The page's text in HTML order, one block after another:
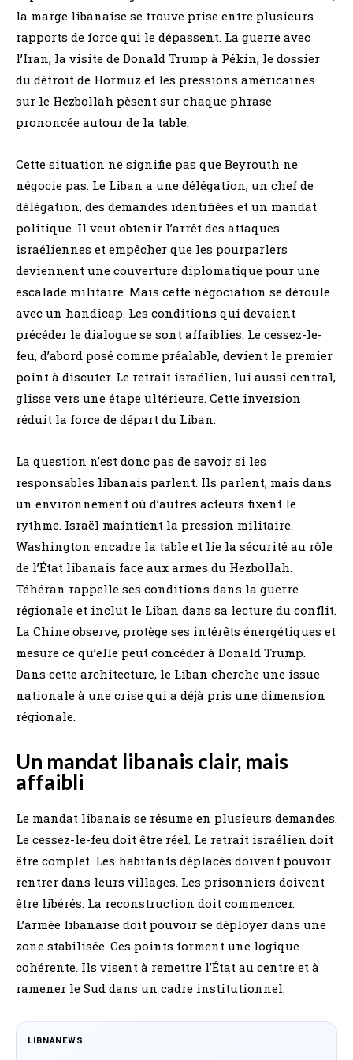
la marge libanaise se trouve prise entre plusieurs
rapports de force qui le dépassent. La guerre avec
l’Iran, la visite de Donald Trump à Pékin, le dossier
du détroit de Hormuz et les pressions américaines
sur le Hezbollah pèsent sur chaque phrase
prononcée autour de la table.
Cette situation ne signifie pas que Beyrouth ne
négocie pas. Le Liban a une délégation, un chef de
délégation, des demandes identifiées et un mandat
politique. Il veut obtenir l’arrêt des attaques
israéliennes et empêcher que les pourparlers
deviennent une couverture diplomatique pour une
escalade militaire. Mais cette négociation se déroule
avec un handicap. Les conditions qui devaient
précéder le dialogue se sont affaiblies. Le cessez-le-
feu, d’abord posé comme préalable, devient le premier
point à discuter. Le retrait israélien, lui aussi central,
glisse vers une étape ultérieure. Cette inversion
réduit la force de départ du Liban.
La question n’est donc pas de savoir si les
responsables libanais parlent. Ils parlent, mais dans
un environnement où d’autres acteurs fixent le
rythme. Israël maintient la pression militaire.
Washington encadre la table et lie la sécurité au rôle
de l’État libanais face aux armes du Hezbollah.
Téhéran rappelle ses conditions dans la guerre
régionale et inclut le Liban dans sa lecture du conflit.
La Chine observe, protège ses intérêts énergétiques et
mesure ce qu’elle peut concéder à Donald Trump.
Dans cette architecture, le Liban cherche une issue
nationale à une crise qui a déjà pris une dimension
régionale.
Un mandat libanais clair, mais
affaibli
Le mandat libanais se résume en plusieurs demandes.
Le cessez-le-feu doit être réel. Le retrait israélien doit
être complet. Les habitants déplacés doivent pouvoir
rentrer dans leurs villages. Les prisonniers doivent
être libérés. La reconstruction doit commencer.
L’armée libanaise doit pouvoir se déployer dans une
zone stabilisée. Ces points forment une logique
cohérente. Ils visent à remettre l’État au centre et à
ramener le Sud dans un cadre institutionnel.
LIBNANEWS